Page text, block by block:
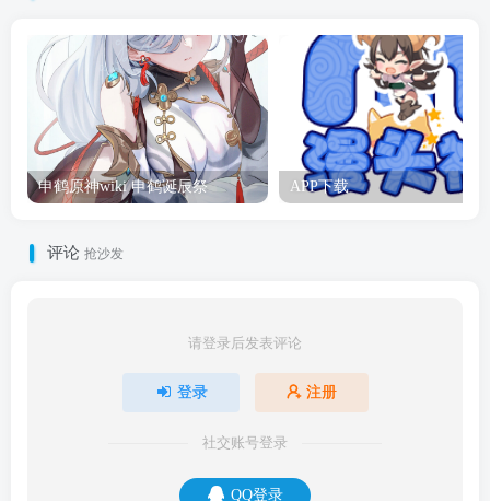
申鹤原神wiki 申鹤诞辰祭 APP下载
评论 抢沙发
请登录后发表评论
登录 注册
社交账号登录
QQ登录